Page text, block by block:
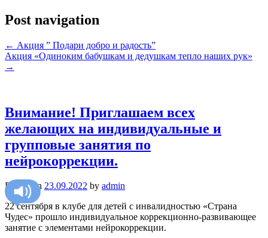
Post navigation
← Акция ” Подари добро и радость”
Акция «Одиноким бабушкам и дедушкам тепло наших рук»
→
Внимание! Приглашаем всех
желающих на индивидуальные и
групповые занятия по
нейрокоррекции.
Posted on 23.09.2022 by admin
22 сентября в клубе для детей с инвалидностью «Страна
Чудес» прошло индивидуальное коррекционно-развивающее
занятие с элементами нейрокоррекции.